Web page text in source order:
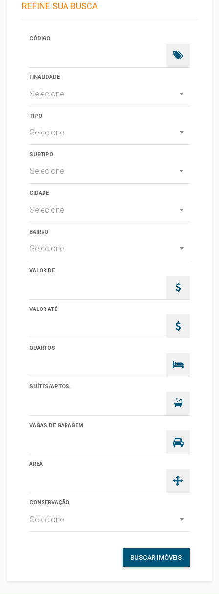
REFINE SUA BUSCA
CÓDIGO
FINALIDADE
Selecione
TIPO
Selecione
SUBTIPO
Selecione
CIDADE
Selecione
BAIRRO
Selecione
VALOR DE
VALOR ATÉ
QUARTOS
SUÍTES/APTOS.
VAGAS DE GARAGEM
ÁREA
CONSERVAÇÃO
Selecione
BUSCAR IMÓVEIS